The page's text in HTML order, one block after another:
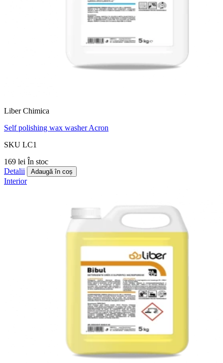
Liber Chimica
Self polishing wax washer Acron
SKU LC1
169 lei În stoc
Detalii
Adaugă în coș
Interior